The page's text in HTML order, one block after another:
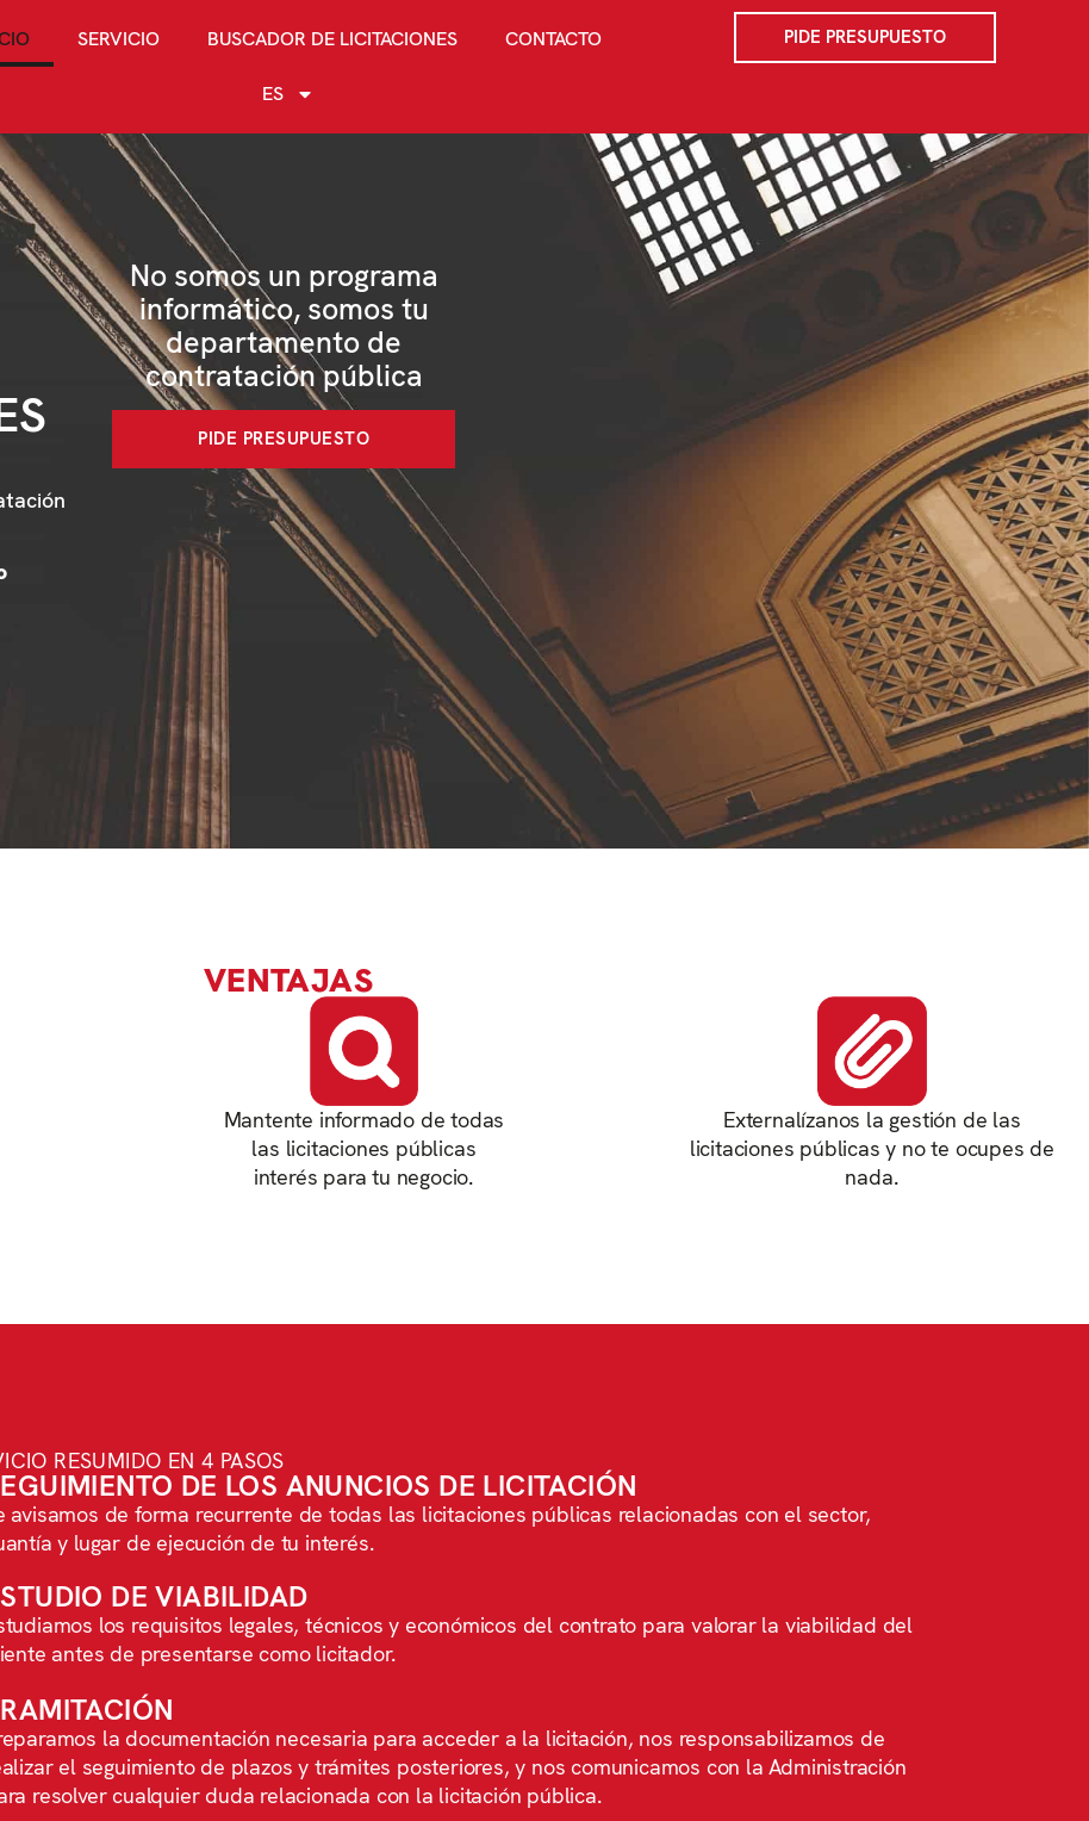
SERVICIO BUSCADOR DE LICITACIONES CONTACTO
ES
PIDE PRESUPUESTO
No somos un programa
informático, somos tu
departamento de
contratación pública
PIDE PRESUPUESTO
VENTAJAS
Mantente informado de todas
las licitaciones públicas
interés para tu negocio.
Externalízanos la gestión de las
licitaciones públicas y no te ocupes de
nada.
RESUMIDO EN 4 PASOS
DE LOS ANUNCIOS DE LICITACIÓN
avisamos de forma recurrente de todas las licitaciones públicas relacionadas con el sector,
y lugar de ejecución de tu interés.
DE VIABILIDAD
los requisitos legales, técnicos y económicos del contrato para valorar la viabilidad del
antes de presentarse como licitador.
la documentación necesaria para acceder a la licitación, nos responsabilizamos de
el seguimiento de plazos y trámites posteriores, y nos comunicamos con la Administración
resolver cualquier duda relacionada con la licitación pública.